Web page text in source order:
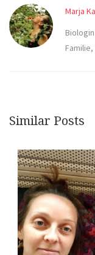
Marja
Similar Posts